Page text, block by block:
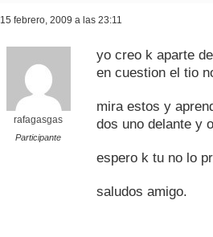
15 febrero, 2009 a las 23:11
rafagasgas
Participante
yo creo k aparte
en cuestion el tio
mira estos y
dos uno delante y
espero k tu no lo
saludos amigo.